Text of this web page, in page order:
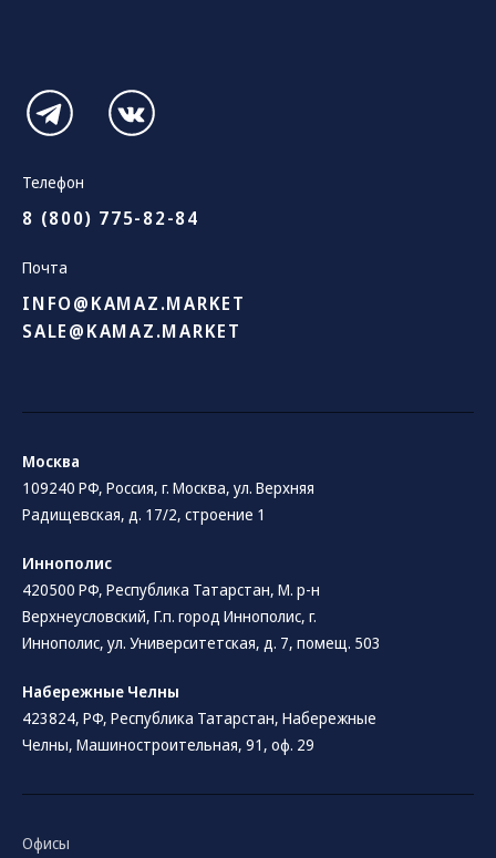
Телефон
8 (800) 775-82-84
Почта
INFO@KAMAZ.MARKET
SALE@KAMAZ.MARKET
Москва
109240 РФ, Россия, г. Москва, ул. Верхняя
Радищевская, д. 17/2, строение 1
Иннополис
420500 РФ, Республика Татарстан, М. р-н
Верхнеусловский, Г.п. город Иннополис, г.
Иннополис, ул. Университетская, д. 7, помещ. 503
Набережные Челны
423824, РФ, Республика Татарстан​, Набережные
Челны, Машиностроительная, 91, оф. 29
Офисы